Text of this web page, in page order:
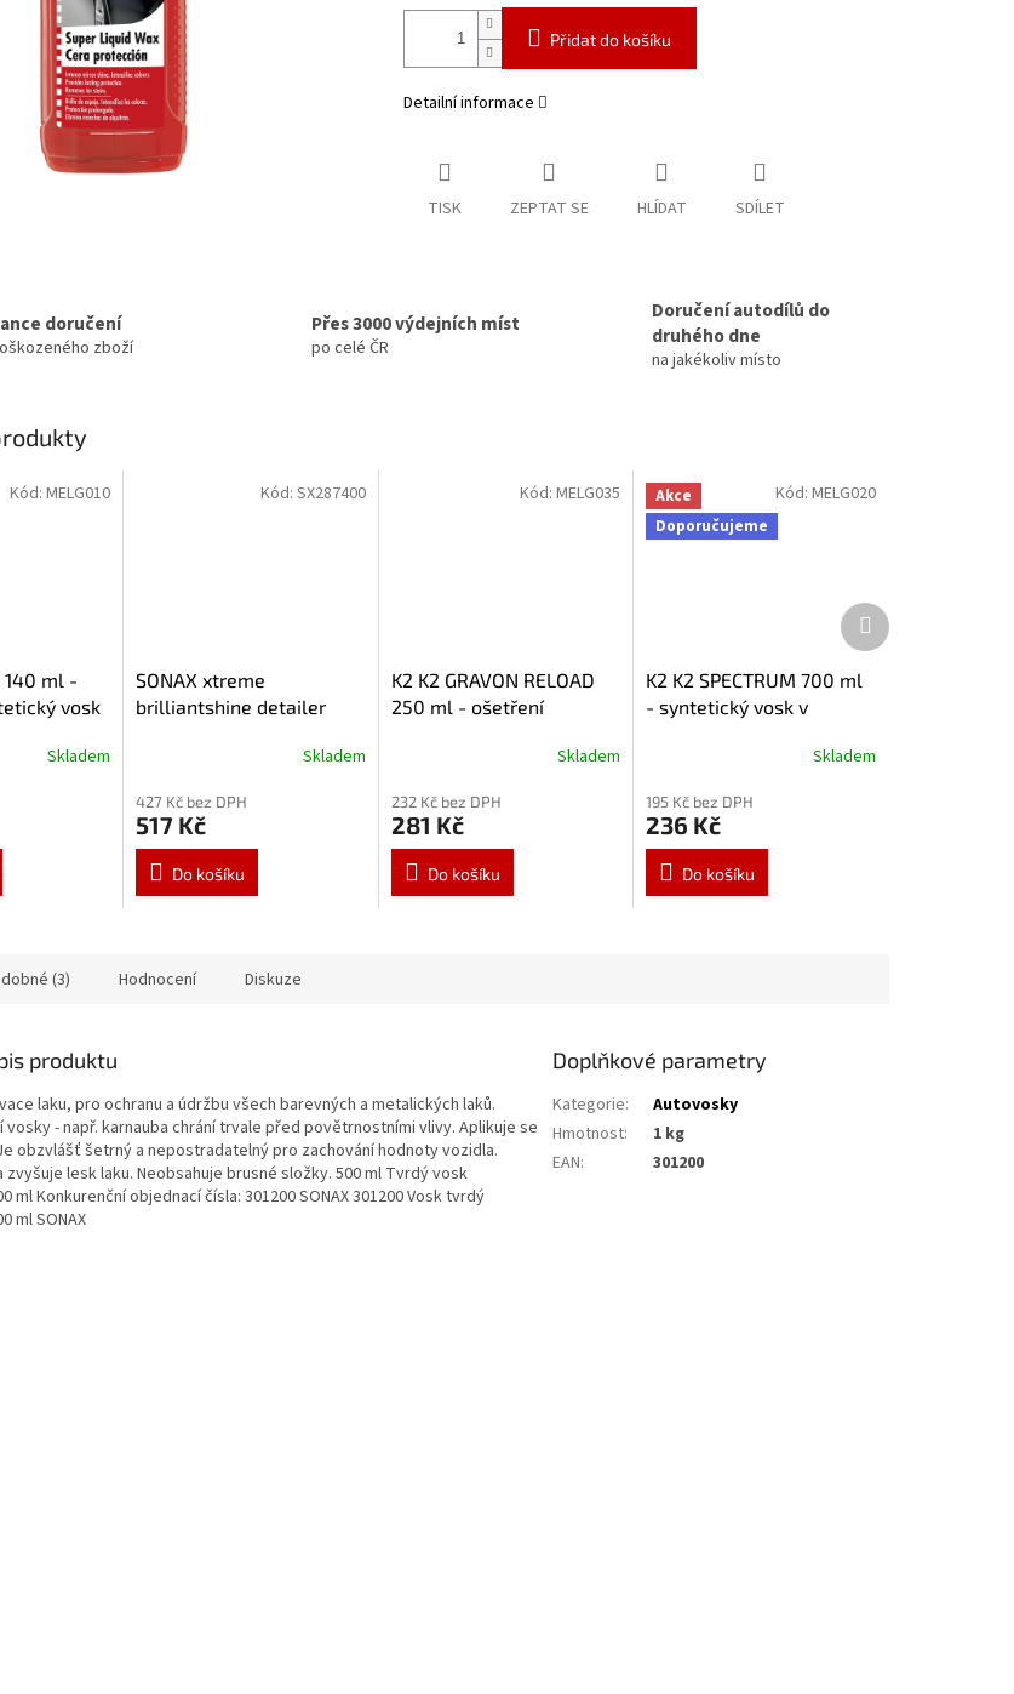
Přidat do košíku
Detailní informace
TISK ZEPTAT SE HLÍDAT SDÍLET
doručení
zboží
Přes 3000 výdejních míst
po celé ČR
Doručení autodílů do
druhého dne
na jakékoliv místo
140 ml -
vosk
Skladem
Kód: MELG010
SONAX xtreme
brilliantshine detailer
Skladem
427 Kč bez DPH
517 Kč
Do košíku
Kód: SX287400
K2 K2 GRAVON RELOAD
250 ml - ošetření
Skladem
232 Kč bez DPH
281 Kč
Do košíku
Kód:MELG035
Akce
Doporučujeme
K2 K2 SPECTRUM 700 ml
- syntetický vosk v
Detailer) s mikroutěrkou
Skladem
195 Kč bez DPH
236 Kč
Do košíku
Kód: MELG020
Další
produkt
(3) Hodnocení Diskuze
produktu
laku, pro ochranu a údržbu všech barevných a metalických laků.
vosky - např. karnauba chrání trvale před povětrnostními vlivy. Aplikuje se
obzvlášť šetrný a nepostradatelný pro zachování hodnoty vozidla.
zvyšuje lesk laku. Neobsahuje brusné složky. 500 ml Tvrdý vosk
ml Konkurenční objednací čísla: 301200 SONAX 301200 Vosk tvrdý
ml SONAX
Doplňkové parametry
Kategorie:
Autovosky
Hmotnost:
1 kg
EAN: 301200